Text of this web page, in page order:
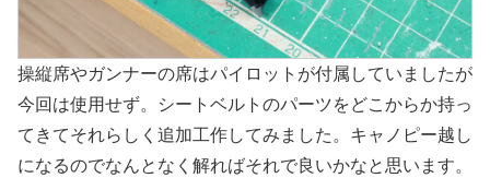
操縦席やガンナーの席はパイロットが付属していましたが
今回は使用せず。シートベルトのパーツをどこからか持っ
てきてそれらしく追加工作してみました。キャノピー越し
になるのでなんとなく解ればそれで良いかなと思います。